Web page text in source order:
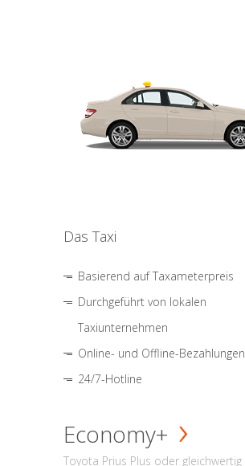
Das Taxi
Basierend auf Taxameterpreis
Durchgeführt von lokalen
Taxiunternehmen
Online- und Offline-Bezahlungen
24/7-Hotline
Economy+
Toyota Prius Plus oder gleichwertig